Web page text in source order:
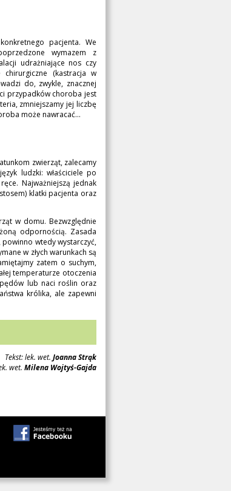
pacjenta. We
wymazem z
udrażniające nos czy
chirurgiczne (kastracja w
do, zwykle, znacznej
przypadków choroba jest
zmniejszamy jej liczbę
może nawracać...
zwierząt, zalecamy
ludzki: właściciele po
Najważniejszą jednak
klatki pacjenta oraz
w domu. Bezwzględnie
odpornością. Zasada
wtedy wystarczyć,
w złych warunkach są
zatem o suchym,
temperaturze otoczenia
pędów lub naci roślin oraz
królika, ale zapewni
Tekst: lek. wet. Joanna Strąk
wet. Milena Wojtyś-Gajda